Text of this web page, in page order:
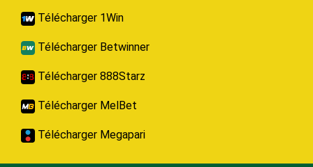
Télécharger 1Win
Télécharger Betwinner
Télécharger 888Starz
Télécharger MelBet
Télécharger Megapari